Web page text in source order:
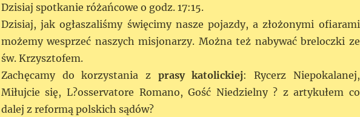
Dzisiaj spotkanie różańcowe o godz. 17:15.
Dzisiaj, jak ogłaszaliśmy święcimy nasze pojazdy, a złożonymi ofiarami
możemy wesprzeć naszych misjonarzy. Można też nabywać breloczki ze
św. Krzysztofem.
Zachęcamy do korzystania z prasy katolickiej: Rycerz Niepokalanej,
Miłujcie się, L?osservatore Romano, Gość Niedzielny ? z artykułem co
dalej z reformą polskich sądów?